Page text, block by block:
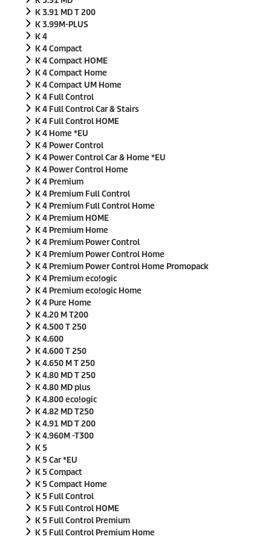
K 3.91 MD T 200
K 3.99M-PLUS
K 4
K 4 Compact
K 4 Compact HOME
K 4 Compact Home
K 4 Compact UM Home
K 4 Full Control
K 4 Full Control Car & Stairs
K 4 Full Control HOME
K 4 Home *EU
K 4 Power Control
K 4 Power Control Car & Home *EU
K 4 Power Control Home
K 4 Premium
K 4 Premium Full Control
K 4 Premium Full Control Home
K 4 Premium HOME
K 4 Premium Home
K 4 Premium Power Control
K 4 Premium Power Control Home
K 4 Premium Power Control Home Promopack
K 4 Premiumeco!ogic
K 4 Premiumeco!ogic Home
K 4 Pure Home
K 4.20 M T200
K 4.500 T 250
K 4.600
K 4.600 T 250
K 4.650 M T 250
K 4.80 MD T 250
K 4.80 MD plus
K 4.800eco!ogic
K 4.82 MD T250
K 4.91 MD T 200
K 4.960M -T300
K 5
K 5 Car *EU
K 5 Compact
K 5 Compact Home
K 5 Full Control
K 5 Full Control HOME
K 5 Full Control Premium
K 5 Full Control Premium Home